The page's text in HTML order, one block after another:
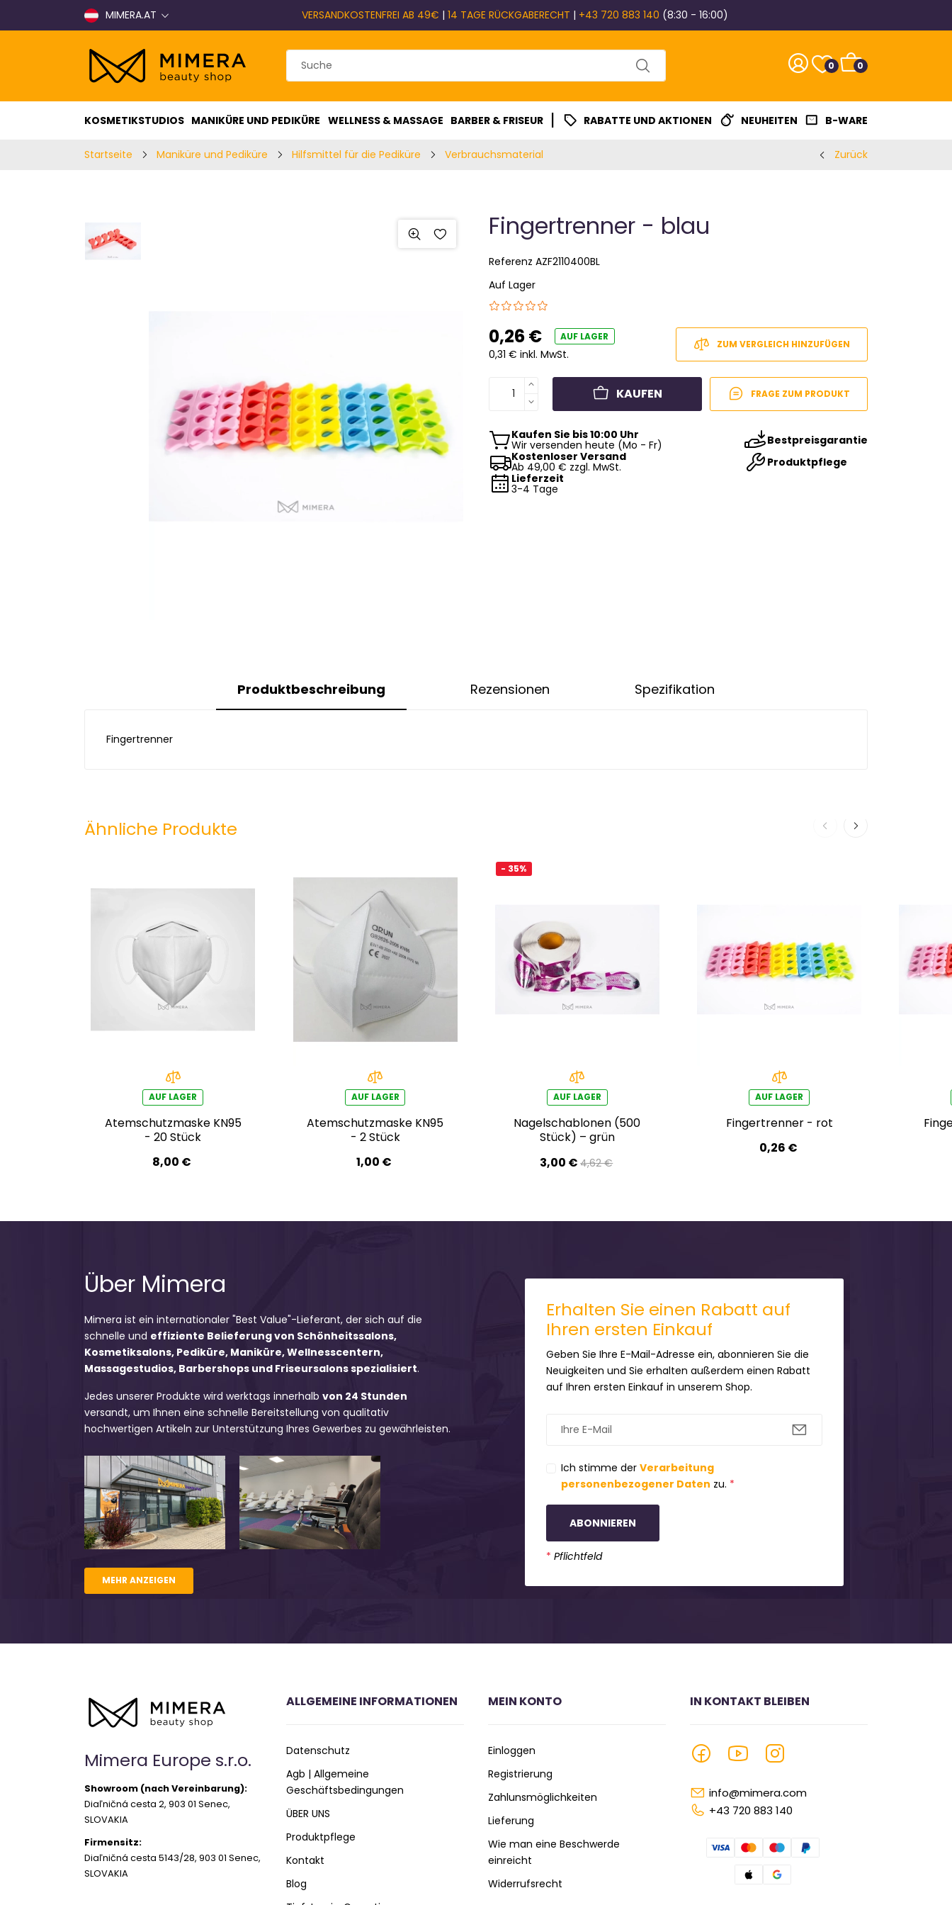
MIMERA.AT VERSANDKOSTENFREI AB 49€ | 14 TAGE RÜCKGABERECHT | +43 720 883 140 (8:30 - 16:00)
0 0
KOSMETIKSTUDIOS MANIKÜRE UND PEDIKÜRE WELLNESS & MASSAGE BARBER & FRISEUR | RABATTE UND AKTIONEN NEUHEITEN B-WARE
Startseite Maniküre und Pediküre Hilfsmittel für die Pediküre Verbrauchsmaterial Zurück
Fingertrenner - blau
Referenz AZF2110400BL
Auf Lager
0,26 € AUF LAGER
0,31 € inkl. MwSt.
ZUM VERGLEICH HINZUFÜGEN
KAUFEN FRAGE ZUM PRODUKT
Kaufen Sie bis 10:00 Uhr
Wir versenden heute (Mo - Fr)
Kostenloser Versand
Ab 49,00 € zzgl. MwSt.
Lieferzeit
3-4 Tage
Bestpreisgarantie
Produktpflege
Produktbeschreibung Rezensionen Spezifikation
Fingertrenner
Ähnliche Produkte
AUF LAGER
Atemschutzmaske KN95
- 20 Stück
8,00 €
AUF LAGER
Atemschutzmaske KN95
- 2 Stück
1,00 €
- 35%
AUF LAGER
Nagelschablonen (500
Stück) – grün
3,00 € 4,62 €
AUF LAGER
Fingertrenner - rot
0,26 €
Über Mimera
Mimera ist ein internationaler "Best Value"-Lieferant, der sich auf die
schnelle und effiziente Belieferung von Schönheitssalons,
Kosmetiksalons, Pediküre, Maniküre, Wellnesscentern,
Massagestudios, Barbershops und Friseursalons spezialisiert.
Jedes unserer Produkte wird werktags innerhalbvon 24 Stunden
versandt, um Ihnen eine schnelle Bereitstellung von qualitativ
hochwertigen Artikeln zur Unterstützung Ihres Gewerbes zu gewährleisten.
MEHR ANZEIGEN
Erhalten Sie einen Rabatt auf
Ihren ersten Einkauf
Geben Sie Ihre E-Mail-Adresse ein, abonnieren Sie die
Neuigkeiten und Sie erhalten außerdem einen Rabatt
auf Ihren ersten Einkauf in unserem Shop.
Ich stimme der Verarbeitung
personenbezogener Daten zu. *
ABONNIEREN
* Pflichtfeld
Mimera Europe s.r.o.
Showroom (nach Vereinbarung):
Diaľničná cesta 2, 903 01 Senec,
SLOVAKIA
Firmensitz:
Diaľničná cesta 5143/28, 903 01 Senec,
SLOVAKIA
ALLGEMEINE INFORMATIONEN
Datenschutz
Agb | Allgemeine
Geschäftsbedingungen
ÜBER UNS
Produktpflege
Kontakt
Blog
MEIN KONTO
Einloggen
Registrierung
Zahlunsmöglichkeiten
Lieferung
Wie man eine Beschwerde
einreicht
Widerrufsrecht
IN KONTAKT BLEIBEN
info@mimera.com
+43 720 883 140